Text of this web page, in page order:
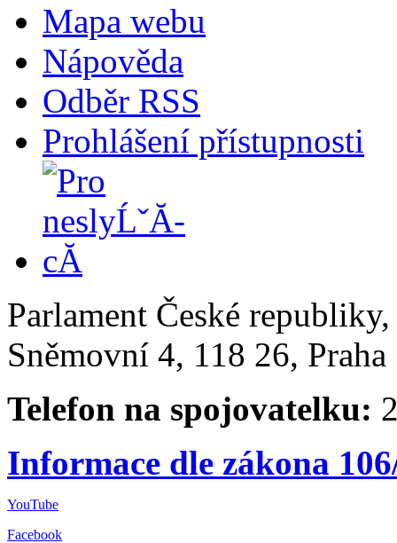
Mapa webu
Nápověda
Odběr RSS
Prohlášení přístupnosti
Parlament České
Sněmovní 4, 118 26,
Telefon na spojovatelku:
Informace dle zákona
YouTube
Facebook